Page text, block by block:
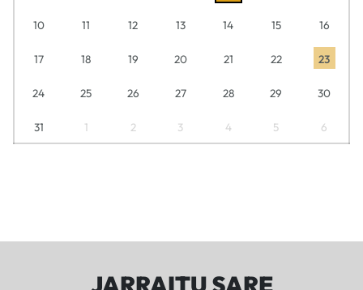
10 11 12 13 14 15 16
17 18 19 20 21 22 23
24 25 26 27 28 29 30
31 1 2 3 4 5 6